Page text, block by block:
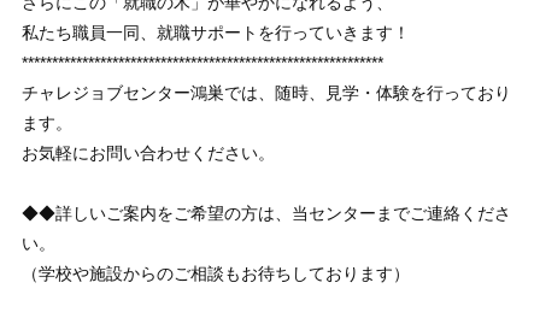
私たち職員一同、就職サポートを行っていきます！
************************************************************
チャレジョブセンター鴻巣では、随時、見学・体験を行っており
ます。
お気軽にお問い合わせください。
◆◆詳しいご案内をご希望の方は、当センターまでご連絡くださ
い。
（学校や施設からのご相談もお待ちしております）